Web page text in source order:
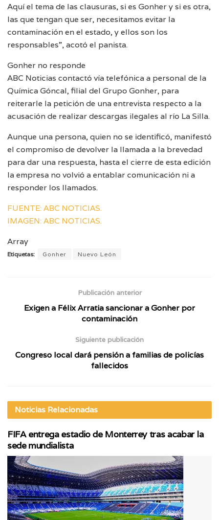
Aquí el tema de las clausuras, si es Gonher y si es otra,
las que tengan que ser, necesitamos evitar la
contaminación en el estado, y ellos son los
responsables”, acotó el panista.
Gonher no responde
ABC Noticias contactó vía telefónica a personal de la
Química Góncal, filial del Grupo Gonher, para
reiterarle la petición de una entrevista respecto a la
acusación de realizar descargas ilegales al río La Silla.
Aunque una persona, quien no se identificó, manifestó
el compromiso de devolver la llamada a la brevedad
para dar una respuesta, hasta el cierre de esta edición
la empresa no volvió a entablar comunicación ni a
responder los llamados.
FUENTE: ABC NOTICIAS.
IMAGEN: ABC NOTICIAS.
Array
Etiquetas: Gonher Nuevo León
Publicación anterior
Exigen a Félix Arratia sancionar a Gonher por
contaminación
Siguiente publicación
Congreso local dará pensión a familias de policías
fallecidos
Noticias Relacionadas
FIFA entrega estadio de Monterrey tras acabar la
sede mundialista